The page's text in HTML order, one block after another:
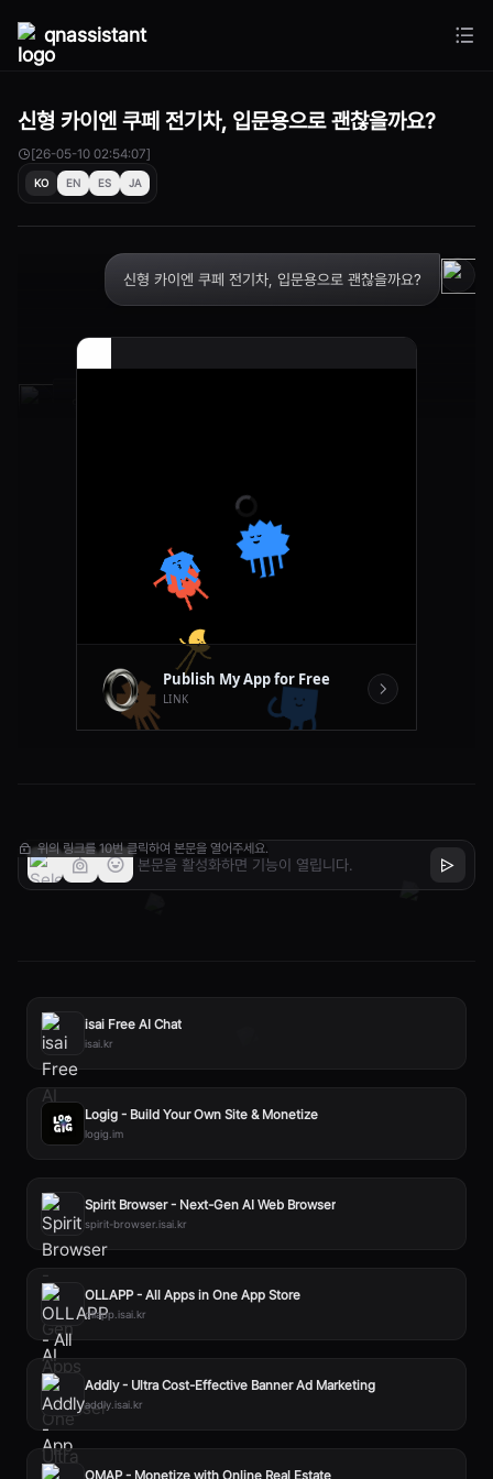
qnassistant
신형 카이엔 쿠페 전기차, 입문용으로 괜찮을까요?
[26-05-10 02:54:07]
KO EN ES JA
신형 카이엔 쿠페 전기차, 입문용으로 괜찮을까요?
주행거리는 충분한 편이지만 상황마다 달라요.
위의 링크를 10번 클릭하여 본문을 열어주세요.
isai Free AI Chat
isai.kr
Logig - Build Your Own Site & Monetize
logig.im
Spirit Browser - Next-Gen AI Web Browser
spirit-browser.isai.kr
OLLAPP - All Apps in One App Store
ollapp.isai.kr
Addly - Ultra Cost-Effective Banner Ad Marketing
addly.isai.kr
OMAP - Monetize with Online Real Estate